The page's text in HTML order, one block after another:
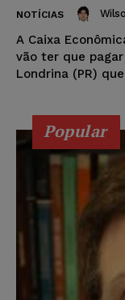
NOTÍCIAS
A Caixa
vão ter que
Londrina (PR)
Popular